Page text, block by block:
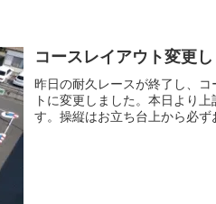
コースレイアウト変更し
昨日の耐久レースが終了し、
トに変更しました。本日より
す。操縦はお立ち台上から必ず